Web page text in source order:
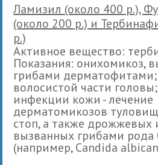
Ламизил (около 400 р.),
(около 200 р.) и
р.)
Активное вещество:
Показания: онихомикоз,
грибами
волосистой части
инфекции кожи - лечение
дерматомикозов
стоп, а также
вызванных грибами рода
(например, Candida